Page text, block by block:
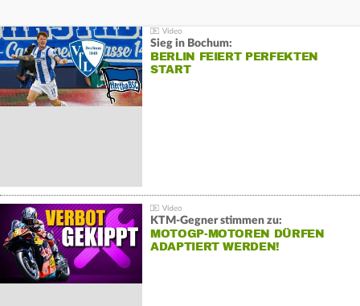
Sieg in Bochum:
BERLIN FEIERT PERFEKTEN
START
KTM-Gegner stimmen zu:
MOTOGP-MOTOREN DÜRFEN
ADAPTIERT WERDEN!